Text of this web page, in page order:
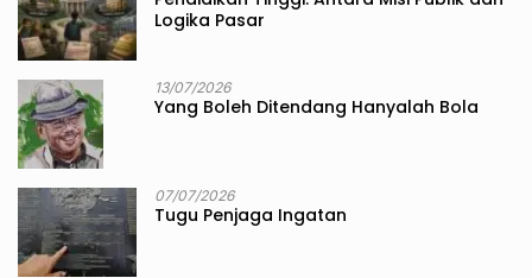
Logika Pasar
13/07/2026
Yang Boleh Ditendang Hanyalah Bola
07/07/2026
Tugu Penjaga Ingatan